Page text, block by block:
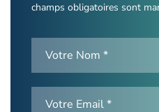
champs obligatoires sont